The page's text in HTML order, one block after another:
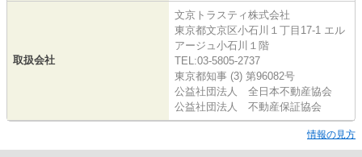
取扱会社
文京トラスティ株式会社
東京都文京区小石川１丁目17-1 エル
アージュ小石川１階
TEL:03-5805-2737
東京都知事 (3) 第96082号
公益社団法人 全日本不動産協会
公益社団法人 不動産保証協会
情報の見方